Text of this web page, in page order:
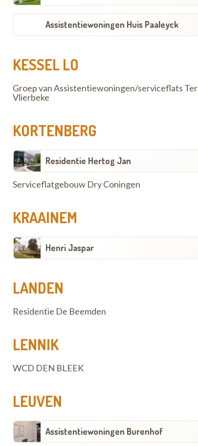
Assistentiewoningen Huis Paaleyck
KESSEL LO
Groep van Assistentiewoningen/serviceflats Ter
Vlierbeke
KORTENBERG
Residentie Hertog Jan
Serviceflatgebouw Dry Coningen
KRAAINEM
Henri Jaspar
LANDEN
Residentie De Beemden
LENNIK
WCD DEN BLEEK
LEUVEN
Assistentiewoningen Burenhof